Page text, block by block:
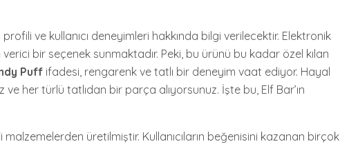
profili ve kullanıcı deneyimleri hakkında bilgi verilecektir. Elektronik
bir seçenek sunmaktadır. Peki, bu ürünü bu kadar özel kılan
Puff ifadesi, rengarenk ve tatlı bir deneyim vaat ediyor. Hayal
ve her türlü tatlıdan bir parça alıyorsunuz. İşte bu, Elf Bar’ın
üretilmiştir. Kullanıcıların beğenisini kazanan birçok